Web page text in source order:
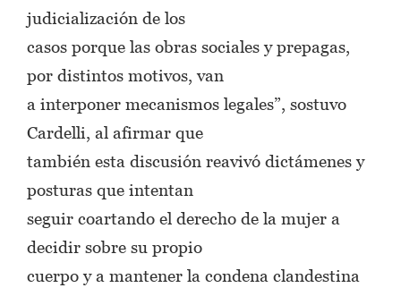
judicialización de los
casos porque las obras sociales y prepagas,
por distintos motivos, van
a interponer mecanismos legales”, sostuvo
Cardelli, al afirmar que
también esta discusión reavivó dictámenes y
posturas que intentan
seguir coartando el derecho de la mujer a
decidir sobre su propio
cuerpo y a mantener la condena clandestina